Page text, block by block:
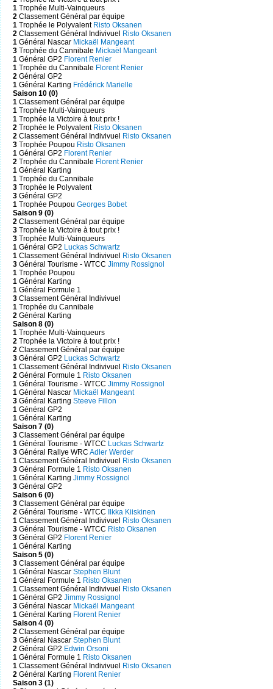
1 Trophée Multi-Vainqueurs
2 Classement Général par équipe
1 Trophée le Polyvalent Risto Oksanen
2 Classement Général Indivivuel
Risto Oksanen
1 Général Nascar Mickaël Mangeant
3 Trophée du Cannibale Mickaël Mangeant
1 Général GP2 Florent Renier
1 Trophée du Cannibale Florent Renier
2 Général GP2
1 Général Karting Frédérick Marielle
Saison 10 (0)
1 Classement Général par équipe
1 Trophée Multi-Vainqueurs
1 Trophée la Victoire à tout prix !
2 Trophée le Polyvalent Risto Oksanen
2 Classement Général Indivivuel
Risto Oksanen
3 Trophée Poupou Risto Oksanen
1 Général GP2 Florent Renier
2 Trophée du Cannibale Florent Renier
1 Général Karting
1 Trophée du Cannibale
3 Trophée le Polyvalent
3 Général GP2
1 Trophée PoupouGeorges Bobet
Saison 9 (0)
2 Classement Général par équipe
3 Trophée la Victoire à tout prix !
3 Trophée Multi-Vainqueurs
1 Général GP2 Luckas Schwartz
1 Classement Général Indivivuel
Risto Oksanen
3 Général Tourisme - WTCCJimmy Rossignol
1 Trophée Poupou
1 Général Karting
1 Général Formule 1
3 Classement Général Indivivuel
1 Trophée du Cannibale
2 Général Karting
Saison 8 (0)
1 Trophée Multi-Vainqueurs
2 Trophée la Victoire à tout prix !
2 Classement Général par équipe
3 Général GP2 Luckas Schwartz
1 Classement Général Indivivuel
Risto Oksanen
2 Général Formule 1 Risto Oksanen
1 Général Tourisme - WTCCJimmy Rossignol
1 Général Nascar Mickaël Mangeant
3 Général KartingSteeve Fillon
1 Général GP2
1 Général Karting
Saison 7 (0)
3 Classement Général par équipe
1 Général Tourisme - WTCC Luckas Schwartz
3 Général Rallye WRCAdler Werder
1 Classement Général Indivivuel
Risto Oksanen
3 Général Formule 1 Risto Oksanen
1 Général KartingJimmy Rossignol
3 Général GP2
Saison 6 (0)
3 Classement Général par équipe
2 Général Tourisme - WTCC
Ilkka Kiiskinen
1 Classement Général Indivivuel
Risto Oksanen
3 Général Tourisme - WTCC Risto Oksanen
3 Général GP2 Florent Renier
1 Général Karting
Saison 5 (0)
3 Classement Général par équipe
1 Général NascarStephen Blunt
1 Général Formule 1 Risto Oksanen
1 Classement Général Indivivuel
Risto Oksanen
1 Général GP2Jimmy Rossignol
3 Général Nascar Mickaël Mangeant
1 Général Karting Florent Renier
Saison 4 (0)
2 Classement Général par équipe
3 Général NascarStephen Blunt
2 Général GP2 Edwin Orsoni
1 Général Formule 1 Risto Oksanen
1 Classement Général Indivivuel
Risto Oksanen
2 Général Karting Florent Renier
Saison 3 (1)